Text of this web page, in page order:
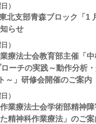
）
北支部⻘森ブロック「1
らせ
）
療法士会教育部主催「
ーチの実践～動作分析
～」研修会開催のご案内
）
作業療法士会学術部精神
精神科作業療法」のご案